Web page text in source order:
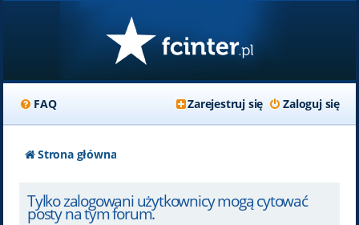
FAQ Zaloguj się
Zarejestruj się
Strona główna
Tylko zalogowani użytkownicy mogą cytować
posty na tym forum.